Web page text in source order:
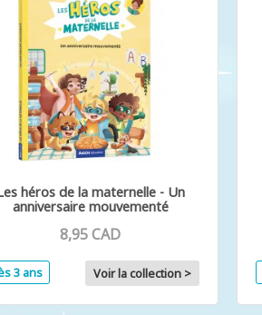
héros de la maternelle - Un
anniversaire mouvementé
8,95 CAD
3 ans Voir la collection >